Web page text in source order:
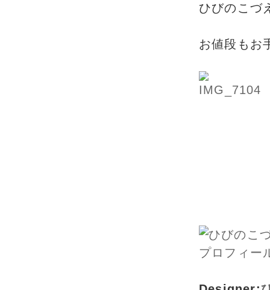
ひびのこづ
お値段もお